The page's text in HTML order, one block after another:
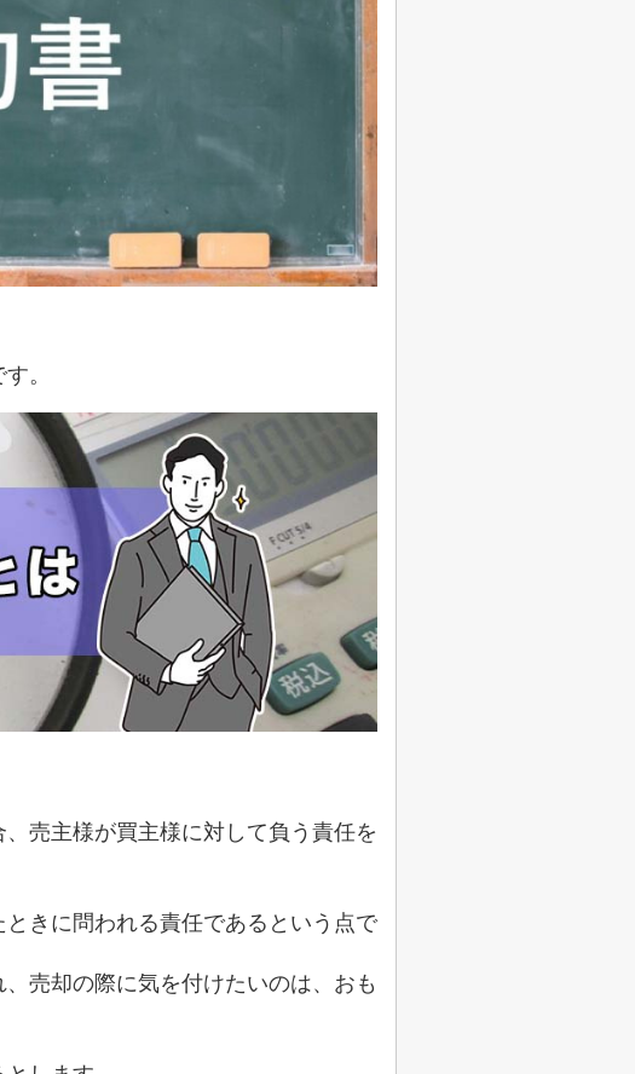
。
売主様が買主様に対して負う責任を
ときに問われる責任であるという点で
売却の際に気を付けたいのは、おも